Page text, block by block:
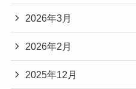
2026年3月
2026年2月
2025年12月